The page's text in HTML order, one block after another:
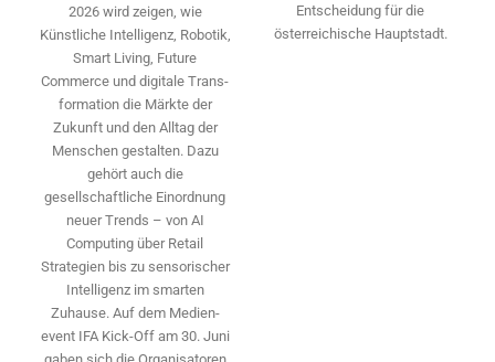
2026 wird ­zeigen, wie
Künstliche Intelligenz, Robotik,
Smart Living, Future
Commerce und digitale Trans­
formation die Märkte der
Zukunft und den Alltag der
Menschen gestalten. Dazu
gehört auch die
gesellschaftliche Einordnung
neuer Trends – von AI
Computing über Retail
Strategien bis zu sensorischer
Intelligenz im smarten
Zuhause. Auf dem Medien­
event IFA Kick-Off am 30. Juni
Entscheidung für die
österreichische Hauptstadt.